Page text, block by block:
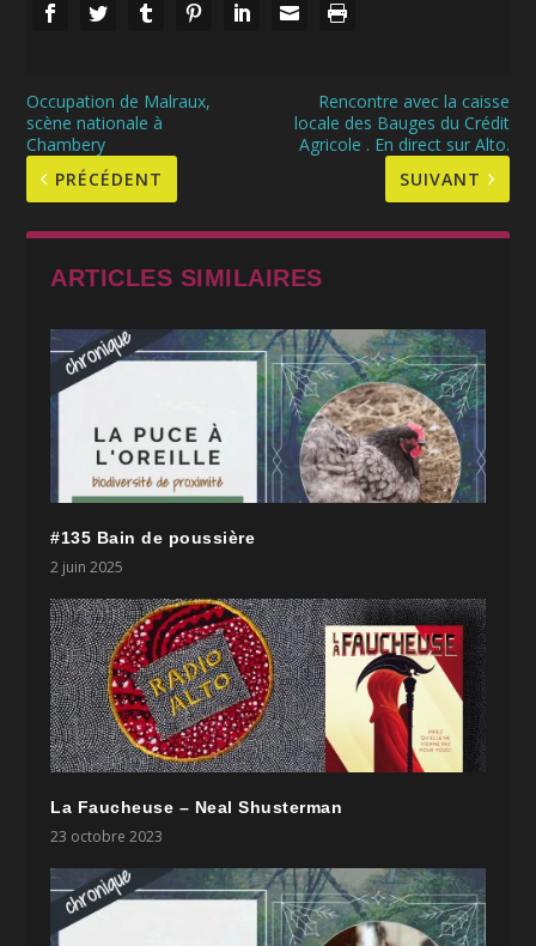
Occupation de Malraux,
scène nationale à
Chambery
PRÉCÉDENT
Rencontre avec la caisse
locale des Bauges du Crédit
Agricole . En direct sur Alto.
SUIVANT
ARTICLES SIMILAIRES
#135 Bain de poussière
2 juin 2025
La Faucheuse – Neal Shusterman
23 octobre 2023